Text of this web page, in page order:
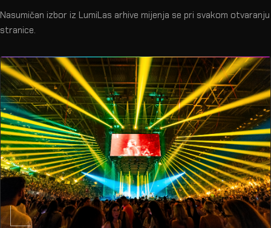
Nasumičan izbor iz LumiLas arhive mijenja se pri svakom otvaranju
stranice.